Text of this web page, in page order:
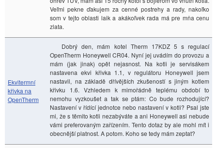
Veľmi pekne ďakujem za cenné postrehy a rady, nakoľko
som v tejto oblasti laik a akákoľvek rada má pre mňa cenu
zlata.
Ekvitermní
křivka na
OpenTherm
Dobrý den, mám kotel Therm 17KDZ 5 s regulací
OpenTherm Honeywell CR04. Nyní jej uvádím do provozu a
mám (jak jinak) opět nejasnost. Na kotli je servisákem
nastavena ekvi křivka 1.1, v regulátoru Honeywell jsem
nastavil, na základě dřívějších zkušeností s jiným kotlem
křivku 1.6. Vzhledem k mimořádně teplému období to
nemohu vyzkoušet a tak se ptám: Co bude rozhodující?
Nastavení v řídící jednotce nebo nastavení v kotli? Psal jste
mi, že s těmito kotli nezabýváte a ani Honeywell asi nebude
vámi preferovaným zařízením. Tento dotaz by ale mohl mít i
obecnější platnost. A potom. Koho se tedy mám zeptat?